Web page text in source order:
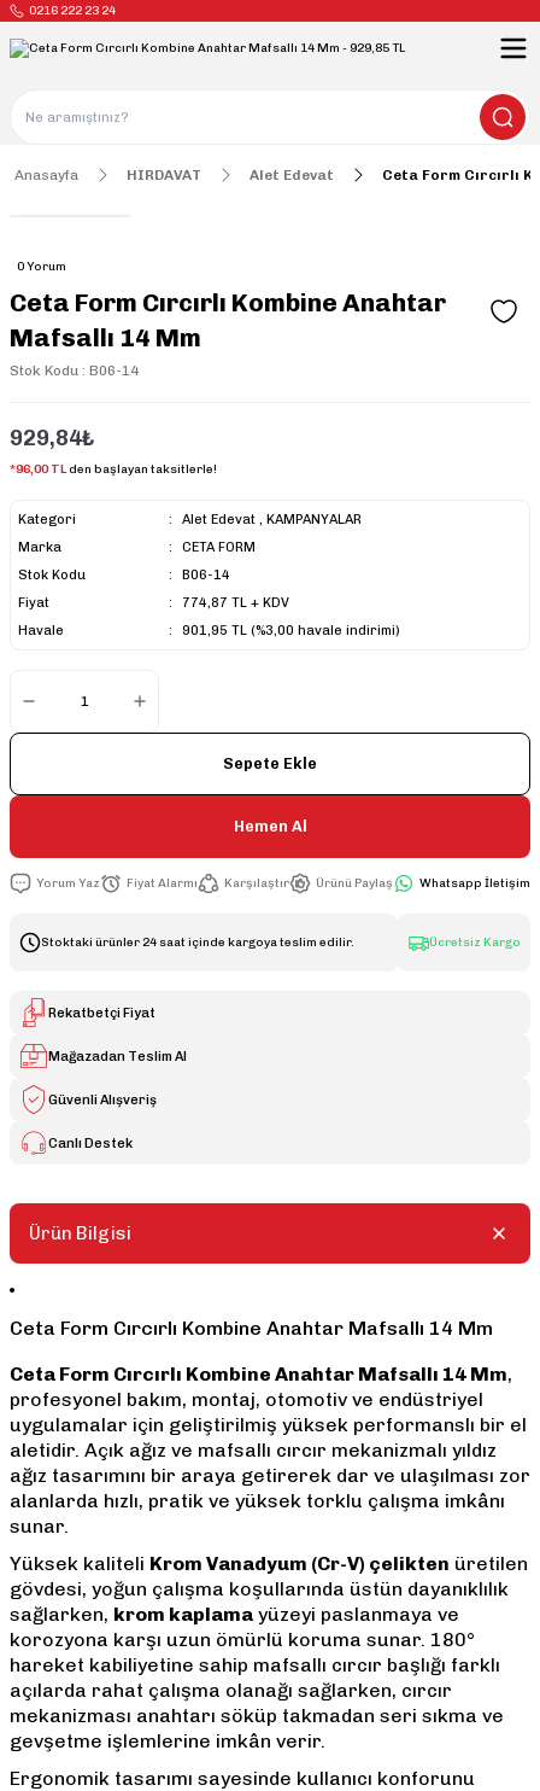
0216 222 23 24
Anasayfa HIRDAVAT Alet Edevat Ceta Form Cırcırlı
0 Yorum
Ceta Form Cırcırlı Kombine Anahtar
Mafsallı 14 Mm
Stok Kodu : B06-14
929,84₺
*96,00 TLden başlayan taksitlerle!
Kategori Alet Edevat ,KAMPANYALAR
Marka
CETA FORM
Stok Kodu
B06-14
Fiyat
774,87 TL + KDV
Havale
901,95 TL (%3,00 havale indirimi)
Sepete Ekle
Hemen Al
Yorum Yaz Fiyat Alarmı Karşılaştır Ürünü Paylaş Whatsapp İletişim
Stoktaki ürünler 24 saat içinde kargoya teslim edilir. Ücretsiz Kargo
Rekatbetçi Fiyat
Mağazadan Teslim Al
Güvenli Alışveriş
Canlı Destek
Ürün Bilgisi
Ceta Form Cırcırlı Kombine Anahtar Mafsallı 14 Mm
Ceta Form Cırcırlı Kombine Anahtar Mafsallı 14 Mm,
profesyonel bakım, montaj, otomotiv ve endüstriyel
uygulamalar için geliştirilmiş yüksek performanslı bir el
aletidir. Açık ağız ve mafsallı cırcır mekanizmalı yıldız
ağız tasarımını bir araya getirerek dar ve ulaşılması zor
alanlarda hızlı, pratik ve yüksek torklu çalışma imkânı
sunar.
Yüksek kaliteli Krom Vanadyum (Cr-V) çelikten üretilen
gövdesi, yoğun çalışma koşullarında üstün dayanıklılık
sağlarken, krom kaplama yüzeyi paslanmaya ve
korozyona karşı uzun ömürlü koruma sunar. 180°
hareket kabiliyetine sahip mafsallı cırcır başlığı farklı
açılarda rahat çalışma olanağı sağlarken, cırcır
mekanizması anahtarı söküp takmadan seri sıkma ve
gevşetme işlemlerine imkân verir.
Ergonomik tasarımı sayesinde kullanıcı konforunu